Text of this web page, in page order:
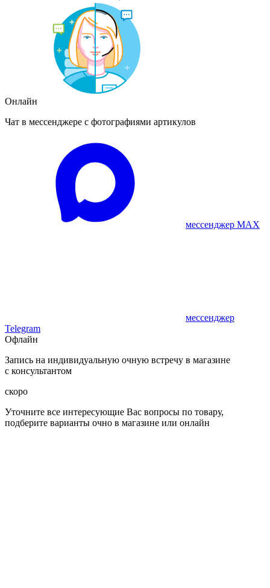
Онлайн
Чат в мессенджере с фотографиями артикулов
мессенджер MAX
мессенджер
Telegram
Офлайн
Запись на индивидуальную очную встречу в магазине
с консультантом
скоро
Уточните все интересующие Вас вопросы по товару,
подберите варианты очно в магазине или онлайн